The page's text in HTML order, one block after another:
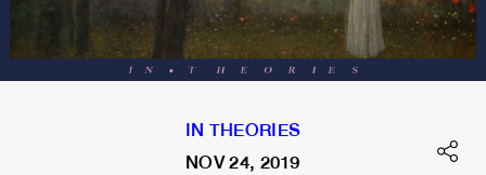
IN THEORIES
NOV 24, 2019